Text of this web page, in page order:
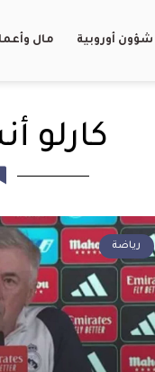
شؤون أوروبية مال
كارلو
رياضة